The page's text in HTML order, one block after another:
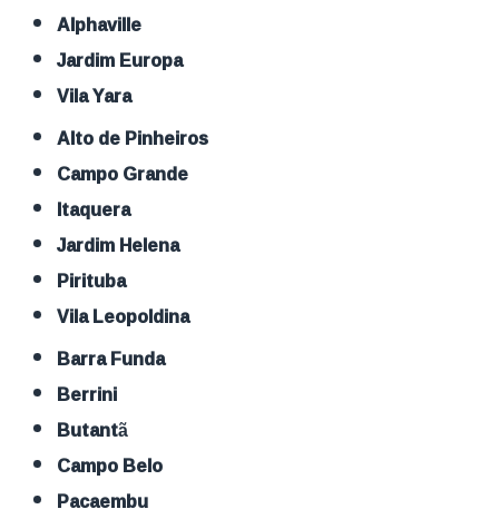
Alphaville
Jardim Europa
Vila Yara
Alto de Pinheiros
Campo Grande
Itaquera
Jardim Helena
Pirituba
Vila Leopoldina
Barra Funda
Berrini
Butantã
Campo Belo
Pacaembu